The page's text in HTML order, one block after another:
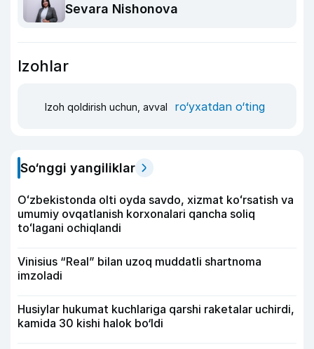
Sevara Nishonova
Izohlar
Izoh qoldirish uchun, avval ro‘yxatdan o‘ting
So‘nggi yangiliklar
Oʻzbekistonda olti oyda savdo, xizmat koʻrsatish va
umumiy ovqatlanish korxonalari qancha soliq
toʻlagani ochiqlandi
Vinisius “Real” bilan uzoq muddatli shartnoma
imzoladi
Husiylar hukumat kuchlariga qarshi raketalar uchirdi,
kamida 30 kishi halok bo‘ldi